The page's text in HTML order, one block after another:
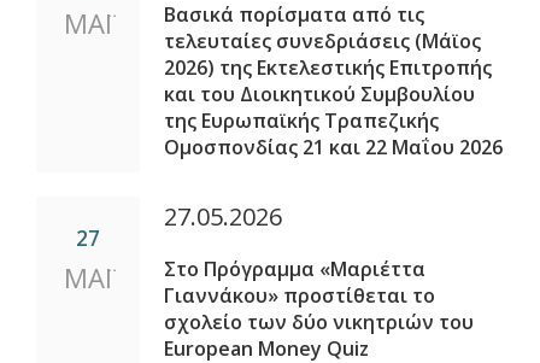
ΜΑΪ
Βασικά πορίσματα από τις
τελευταίες συνεδριάσεις (Μάϊος
2026) της Εκτελεστικής Επιτροπής
και του Διοικητικού Συμβουλίου
της Ευρωπαϊκής Τραπεζικής
Ομοσπονδίας 21 και 22 Μαΐου 2026
27
ΜΑΪ
27.05.2026
Στο Πρόγραμμα «Μαριέττα
Γιαννάκου» προστίθεται το
σχολείο των δύο νικητριών του
European Money Quiz